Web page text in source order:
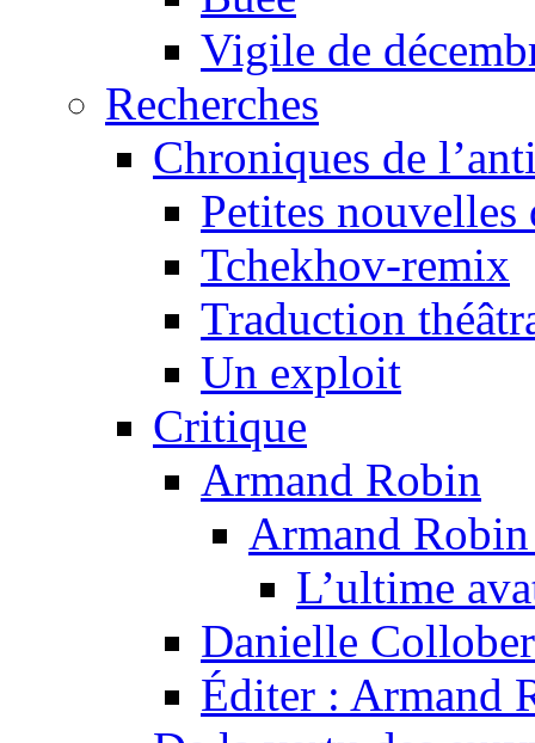
Vigile de
Recherches
Chroniques de
Petites
Tchekhov-remix
Traduction
Un exploit
Critique
Armand Robin
Armand
L’ultime
Danielle
Éditer : Armand